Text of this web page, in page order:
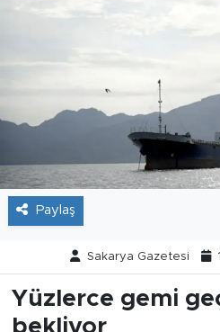
Paylaş
Sakarya Gazetesi
Yüzlerce gemi
bekliyor
Tarihçe
Resmi İlanlar
Söyleşi
Teknoloji
Politika